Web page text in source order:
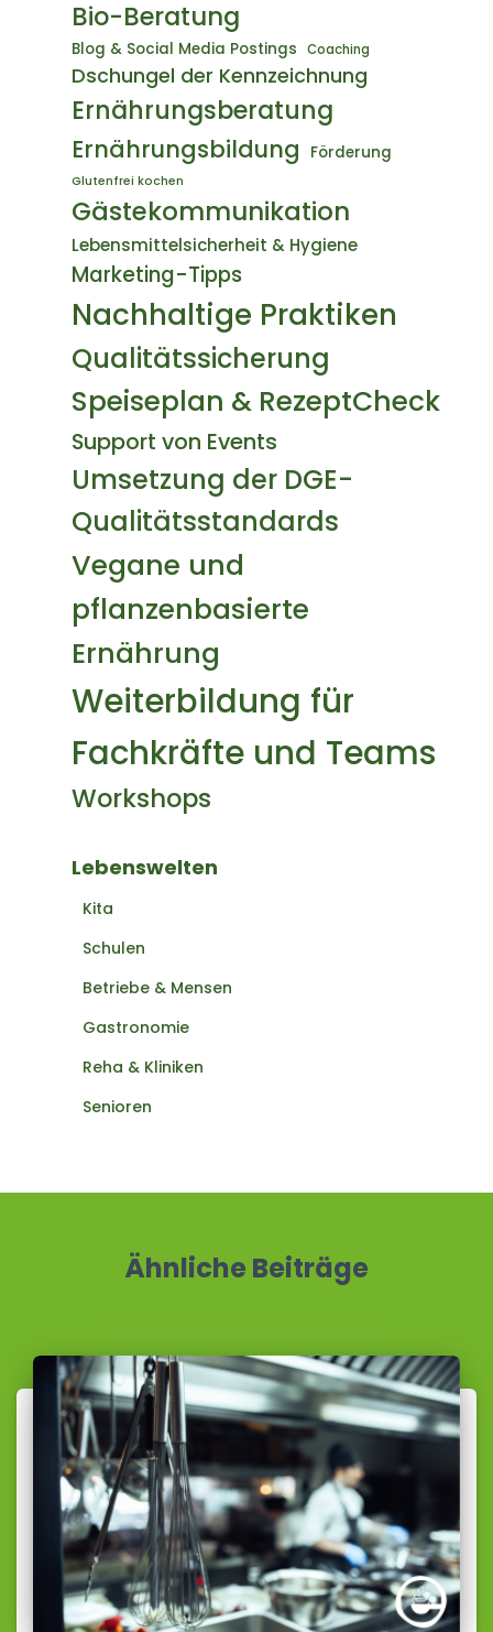
Bio-Beratung
Blog & Social Media Postings Coaching
Dschungel der Kennzeichnung
Ernährungsberatung
Ernährungsbildung Förderung
Glutenfrei kochen
Gästekommunikation
Lebensmittelsicherheit & Hygiene
Marketing-Tipps
Nachhaltige Praktiken
Qualitätssicherung
Speiseplan & RezeptCheck
Support von Events
Umsetzung der DGE-
Qualitätsstandards
Vegane und
pflanzenbasierte
Ernährung
Weiterbildung für
Fachkräfte und Teams
Workshops
Lebenswelten
Kita
Schulen
Betriebe & Mensen
Gastronomie
Reha & Kliniken
Senioren
Ähnliche Beiträge